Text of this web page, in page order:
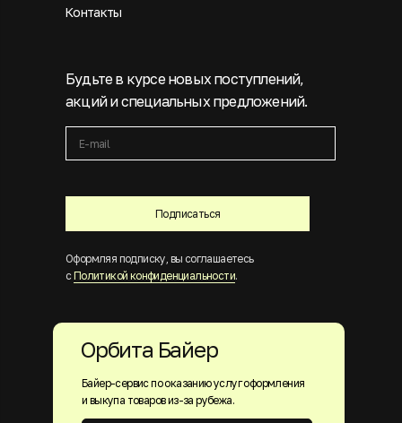
Подписаться
Будьте в курсе новых поступлений,
акций и специальных предложений.
Оформляя подписку, вы соглашаетесь
с Политикой конфиденциальности.
Контакты
Байер-сервис по оказанию услуг оформления
и выкупа товаров из-за рубежа.
Орбита Байер